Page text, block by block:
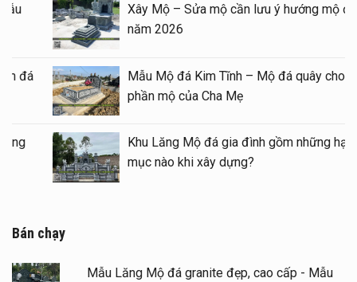
Kinh nghiệm xây Mộ – sửa Mộ bằng Mẫu
Mộ đá đẹp, chất lượng
Mẫu Lăng thờ đá 1 mái đẹp – Long đình đá
1 mái
Mẫu Lầu thờ đá (Gian thờ đá) tại khu Lăng
Mộ gia tộc
Bán chạy
Mẫu Lăng Mộ đá granite đẹp, cao cấp - Mẫu